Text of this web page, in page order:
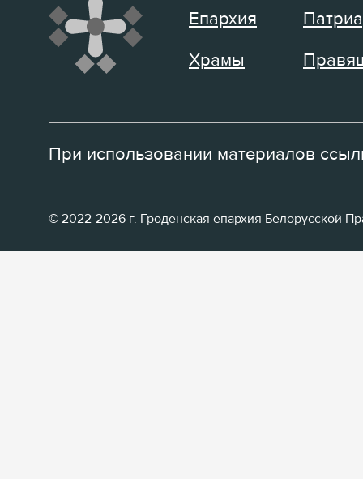
Епархия
Храмы
При использовании материалов
© 2022-2026 г. Гроденская епархия Белорусской